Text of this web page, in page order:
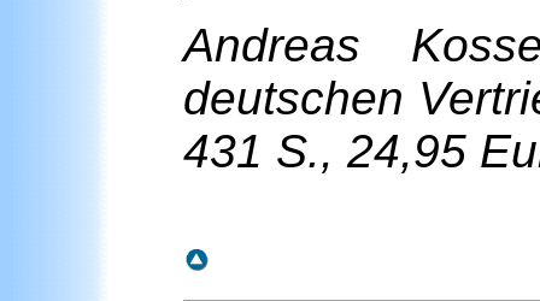
Andreas
deutschen
431 S., 24,95